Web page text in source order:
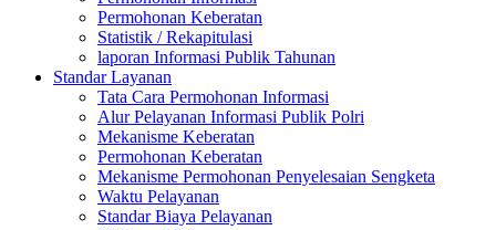
Permohonan Keberatan
Statistik / Rekapitulasi
laporan Informasi Publik Tahunan
Standar Layanan
Tata Cara Permohonan Informasi
Alur Pelayanan Informasi Publik Polri
Mekanisme Keberatan
Permohonan Keberatan
Mekanisme Permohonan Penyelesaian Sengketa
Waktu Pelayanan
Standar Biaya Pelayanan